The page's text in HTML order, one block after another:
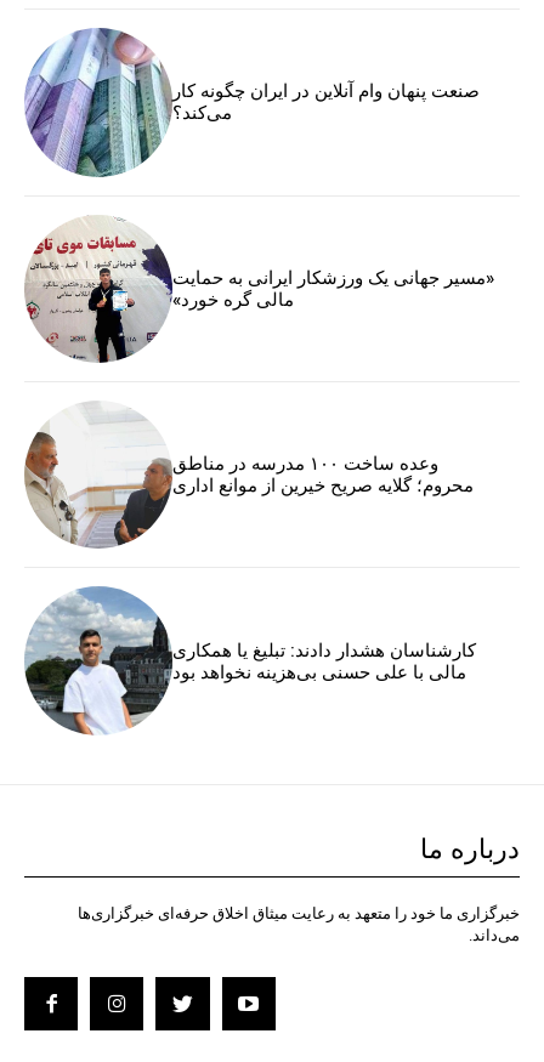
صنعت پنهان وام آنلاین در ایران چگونه کار
می‌کند؟
«مسیر جهانی یک ورزشکار ایرانی به حمایت
مالی گره خورد»
وعده ساخت ۱۰۰ مدرسه در مناطق
محروم؛ گلایه صریح خیرین از موانع اداری
کارشناسان هشدار دادند: تبلیغ یا همکاری
مالی با علی حسنی بی‌هزینه نخواهد بود
درباره ما
خبرگزاری ما خود را متعهد به رعایت میثاق اخلاق حرفه‌ای خبرگزاری‌ها
می‌داند.